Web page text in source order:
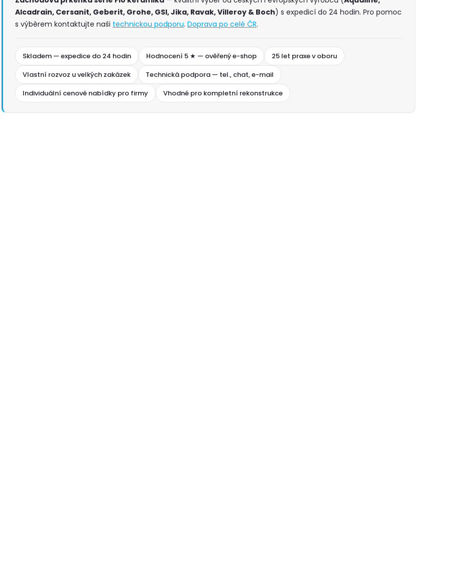
Alcadrain, Cersanit, Geberit, Grohe, GSI, Jika, Ravak, Villeroy & Boch) s expedicí do 24 hodin. Pro pomoc
s výběrem kontaktujte naši technickou podporu. Doprava po celé ČR.
Skladem — expedice do 24 hodin Hodnocení 5 ★ — ověřený e-shop
25 let praxe v oboru
Vlastní rozvoz u velkých zakázek
Technická podpora — tel., chat, e-mail
Individuální cenové nabídky pro firmy
Vhodné pro kompletní rekonstrukce